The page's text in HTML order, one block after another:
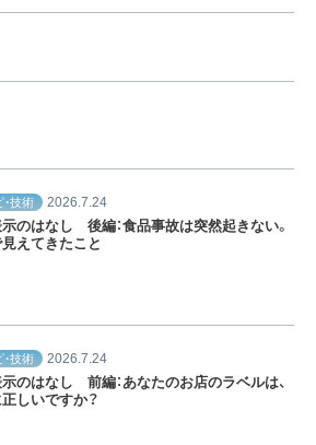
技術 2026.7.24
のはなし 後編：食品事故は突然起きない。
えてきたこと
技術 2026.7.24
のはなし 前編：あなたのお店のラベルは、
しいですか？